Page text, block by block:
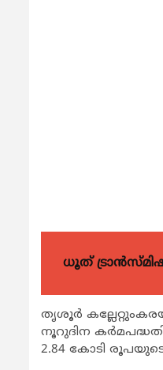
ധൂത്
തൃശൂര്‍
നൂറുദിന
2.84 കോടി രൂപയുടെ